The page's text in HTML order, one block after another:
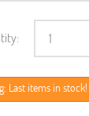
Last items in stock!